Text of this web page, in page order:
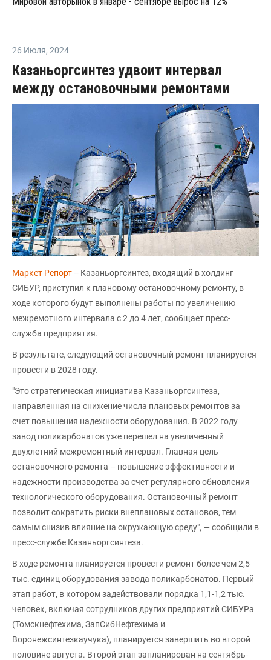
26 Июля, 2024
Казаньоргсинтез удвоит интервал
между остановочными ремонтами
Маркет Репорт-- Казаньоргсинтез, входящий в холдинг
СИБУР, приступил к плановому остановочному ремонту, в
ходе которого будут выполнены работы по увеличению
межремотного интервала с 2 до 4 лет, сообщает пресс-
служба предприятия.
В результате, следующий остановочный ремонт планируется
провести в 2028 году.
"Это стратегическая инициатива Казаньоргсинтеза,
направленная на снижение числа плановых ремонтов за
счет повышения надежности оборудования. В 2022 году
завод поликарбонатов уже перешел на увеличенный
двухлетний межремонтный интервал. Главная цель
остановочного ремонта – повышение эффективности и
надежности производства за счет регулярного обновления
технологического оборудования. Остановочный ремонт
позволит сократить риски внеплановых остановов, тем
самым снизив влияние на окружающую среду", — сообщили в
пресс-службе Казаньоргсинтеза.
В ходе ремонта планируется провести ремонт более чем 2,5
тыс. единиц оборудования завода поликарбонатов. Первый
этап работ, в котором задействовали порядка 1,1-1,2 тыс.
человек, включая сотрудников других предприятий СИБУРа
(Томскнефтехима, ЗапСибНефтехима и
Воронежсинтезкаучука), планируется завершить во второй
половине августа. Второй этап запланирован на сентябрь-